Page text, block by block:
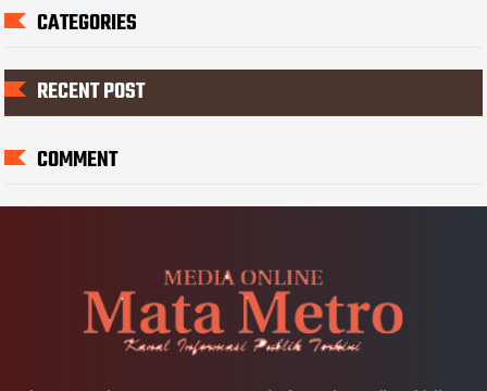
CATEGORIES
RECENT POST
COMMENT